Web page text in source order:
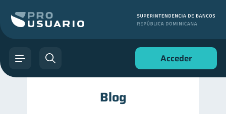
Acceder
Blog